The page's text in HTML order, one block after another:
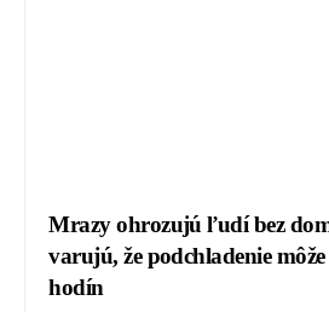
Mrazy ohrozujú ľudí bez
varujú, že podchladenie
hodín